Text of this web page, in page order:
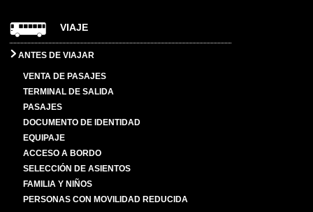
VIAJE
ANTES DE VIAJAR
VENTA DE PASAJES
TERMINAL DE SALIDA
PASAJES
DOCUMENTO DE IDENTIDAD
EQUIPAJE
ACCESO A BORDO
SELECCIÓN DE ASIENTOS
FAMILIA Y NIÑOS
PERSONAS CON MOVILIDAD REDUCIDA